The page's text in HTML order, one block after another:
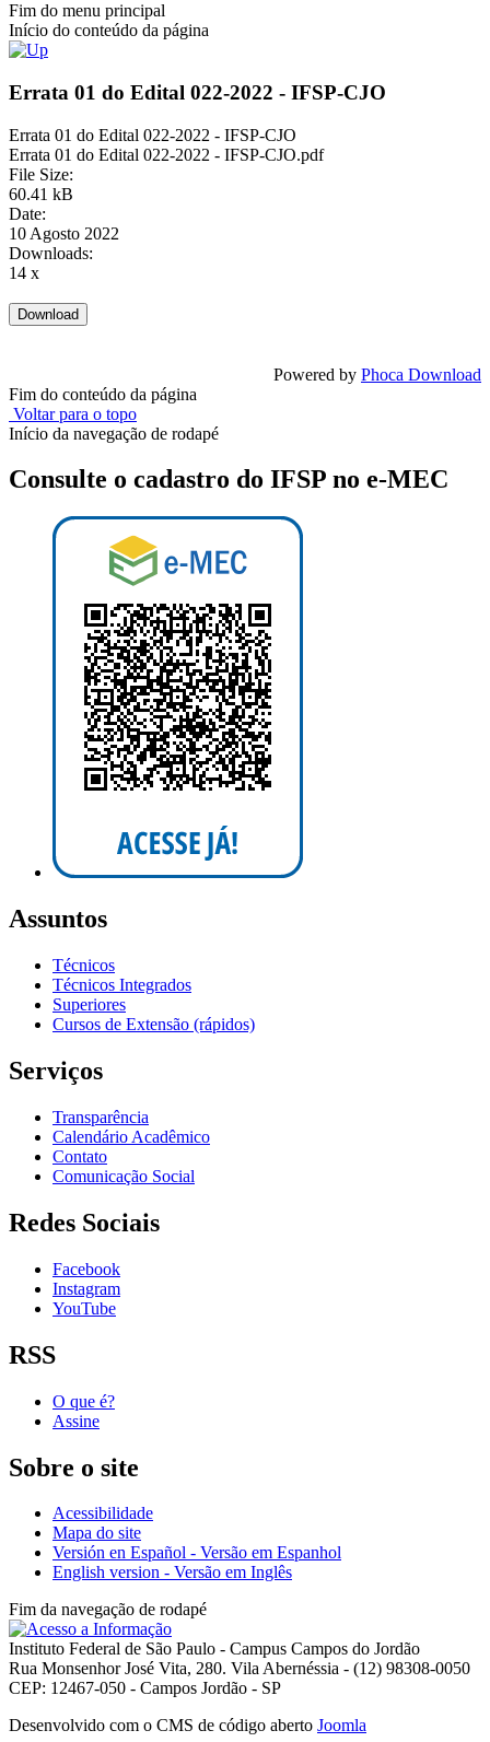
Fim do menu principal
Início do conteúdo da página
Errata 01 do Edital 022-2022 - IFSP-CJO
Errata 01 do Edital 022-2022 - IFSP-CJO
Errata 01 do Edital 022-2022 - IFSP-CJO.pdf
File Size:
60.41 kB
Date:
10 Agosto 2022
Downloads:
14 x
Powered by Phoca Download
Fim do conteúdo da página
Voltar para o topo
Início da navegação de rodapé
Consulte o cadastro do IFSP no e-MEC
Assuntos
Técnicos
Técnicos Integrados
Superiores
Cursos de Extensão (rápidos)
Serviços
Transparência
Calendário Acadêmico
Contato
Comunicação Social
Redes Sociais
Facebook
Instagram
YouTube
RSS
O que é?
Assine
Sobre o site
Acessibilidade
Mapa do site
Versión en Español - Versão em Espanhol
English version - Versão em Inglês
Fim da navegação de rodapé
Instituto Federal de São Paulo - Campus Campos do Jordão
Rua Monsenhor José Vita, 280. Vila Abernéssia - (12) 98308-0050
CEP: 12467-050 - Campos Jordão - SP
Desenvolvido com o CMS de código aberto Joomla